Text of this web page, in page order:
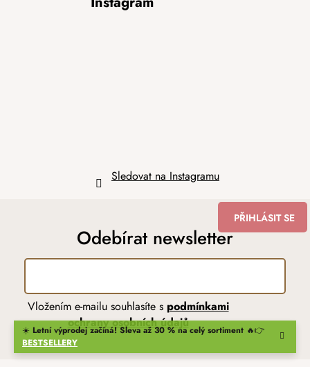
☀️ Letní výprodej začíná! Sleva až 30 % na celý sortiment 🔥👉
BESTSELLERY
Sledovat na Instagramu
Odebírat newsletter
Vložením e-mailu souhlasíte s podmínkami
ochrany osobních údajů
PŘIHLÁSIT SE